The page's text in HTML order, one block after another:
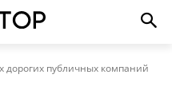
дорогих публичных компаний